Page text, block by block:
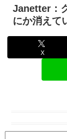
Janetter：
にか消えて
X